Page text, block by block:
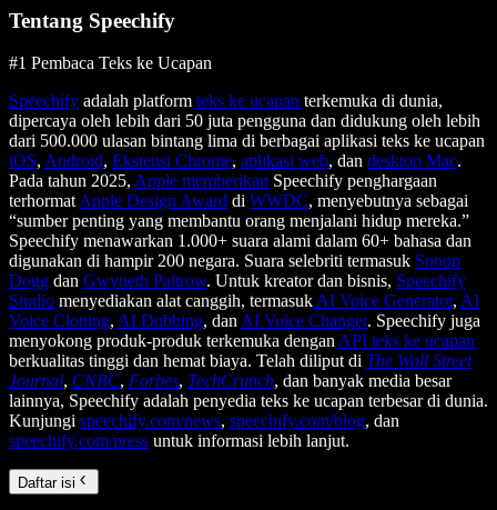
Tentang Speechify
#1 Pembaca Teks ke Ucapan
Speechify adalah platform teks ke ucapan terkemuka di dunia,
dipercaya oleh lebih dari 50 juta pengguna dan didukung oleh lebih
dari 500.000 ulasan bintang lima di berbagai aplikasi teks ke ucapan
iOS, Android, Ekstensi Chrome, aplikasi web, dan desktop Mac.
Pada tahun 2025, Apple memberikan Speechify penghargaan
terhormat Apple Design Award di WWDC, menyebutnya sebagai
“sumber penting yang membantu orang menjalani hidup mereka.”
Speechify menawarkan 1.000+ suara alami dalam 60+ bahasa dan
digunakan di hampir 200 negara. Suara selebriti termasuk Snoop
Dogg dan Gwyneth Paltrow. Untuk kreator dan bisnis, Speechify
Studio menyediakan alat canggih, termasuk AI Voice Generator, AI
Voice Cloning, AI Dubbing, dan AI Voice Changer. Speechify juga
menyokong produk-produk terkemuka dengan API teks ke ucapan
berkualitas tinggi dan hemat biaya. Telah diliput di The Wall Street
Journal, CNBC, Forbes, TechCrunch, dan banyak media besar
lainnya, Speechify adalah penyedia teks ke ucapan terbesar di dunia.
Kunjungi speechify.com/news, speechify.com/blog, dan
speechify.com/press untuk informasi lebih lanjut.
Daftar isi